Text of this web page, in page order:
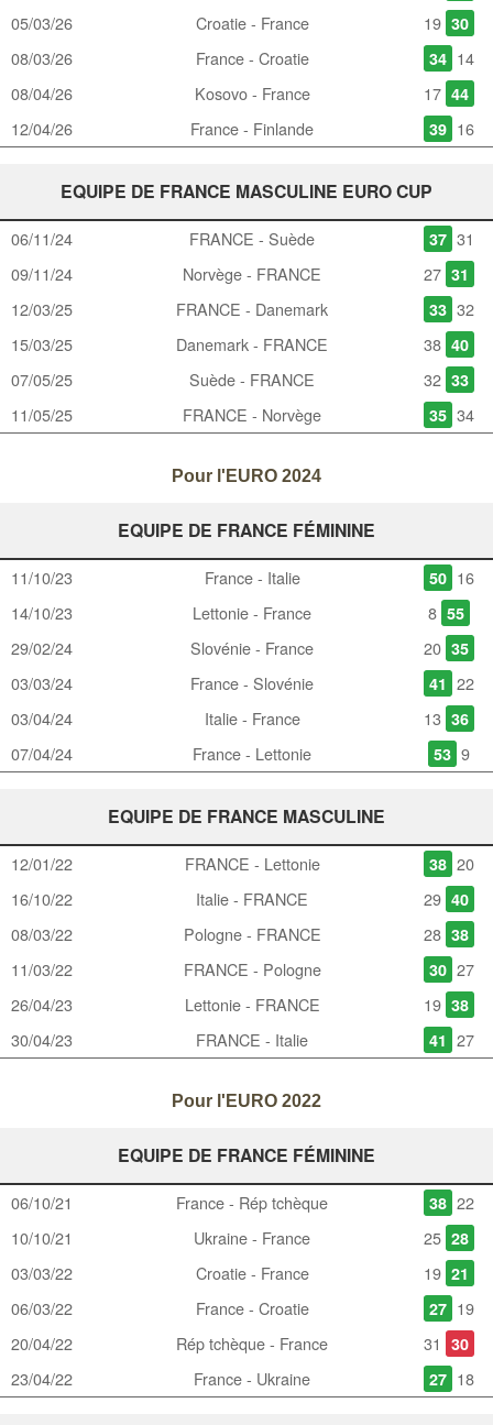
05/03/26 Croatie - France 19 30
08/03/26 France - Croatie 34 14
08/04/26
Kosovo - France 17 44
12/04/26 France - Finlande 39 16
EQUIPE DE FRANCE MASCULINE EURO CUP
06/11/24 FRANCE - Suède 37 31
09/11/24
Norvège - FRANCE 27 31
12/03/25 FRANCE - Danemark 33 32
15/03/25
Danemark - FRANCE 38 40
07/05/25 Suède - FRANCE 32 33
11/05/25 FRANCE - Norvège 35 34
Pour l'EURO 2024
EQUIPE DE FRANCE FÉMININE
11/10/23 France - Italie 50 16
14/10/23
Lettonie - France 8 55
29/02/24 Slovénie - France 20 35
03/03/24 France - Slovénie 41 22
03/04/24
Italie - France 13 36
07/04/24 France - Lettonie 53 9
EQUIPE DE FRANCE MASCULINE
12/01/22 FRANCE - Lettonie 38 20
16/10/22
Italie - FRANCE 29 40
08/03/22 Pologne - FRANCE 28 38
11/03/22 FRANCE - Pologne 30 27
26/04/23
Lettonie - FRANCE 19 38
30/04/23 FRANCE - Italie 41 27
Pour l'EURO 2022
EQUIPE DE FRANCE FÉMININE
06/10/21 France - Rép tchèque 38 22
10/10/21
Ukraine - France 25 28
03/03/22 Croatie - France 19 21
06/03/22 France - Croatie 27 19
20/04/22
Rép tchèque - France 31 30
23/04/22 France - Ukraine 27 18